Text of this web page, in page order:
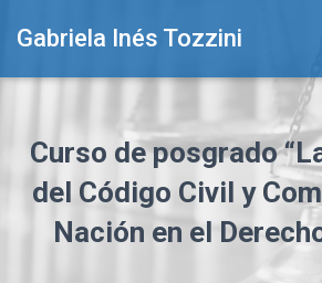
Gabriela Inés Tozzini
Curso de posgrado
del Código Civil y
Nación en el